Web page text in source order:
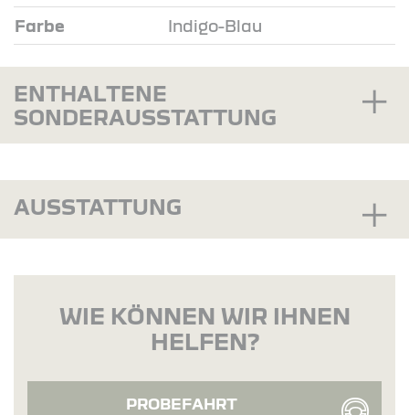
Farbe Indigo-Blau
ENTHALTENE
SONDERAUSSTATTUNG
AUSSTATTUNG
WIE KÖNNEN WIR IHNEN
HELFEN?
PROBEFAHRT